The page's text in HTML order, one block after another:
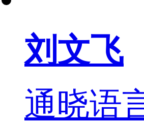
刘文飞
通晓语